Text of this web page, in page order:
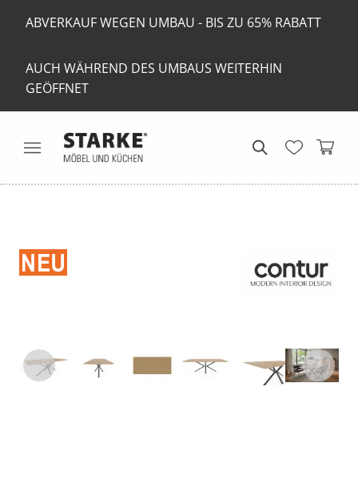
ABVERKAUF WEGEN UMBAU - BIS ZU 65% RABATT
AUCH WÄHREND DES UMBAUS WEITERHIN
GEÖFFNET